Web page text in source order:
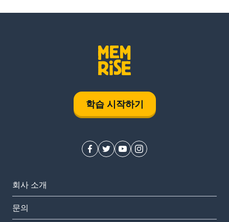
학습 시작하기
회사 소개
문의